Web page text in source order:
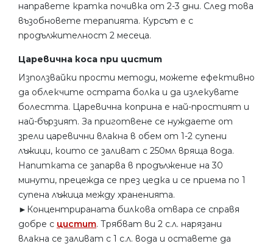
направете кратка почивка от 2-3 дни. След това
възобновете терапията. Курсът е с
продължителност 2 месеца.
Царевична коса при цистит
Използвайки прости методи, можете ефективно
да облекчите острата болка и да излекувате
болестта. Царевична коприна е най-простият и
най-бързият. За приготвене се нуждаете от
зрели царевични влакна в обем от 1-2 супени
лъжици, които се заливат с 250мл вряща вода.
Напитката се запарва в продължение на 30
минути, прецежда се през цедка и се приема по 1
супена лъжица между храненията.
►Концентрираната билкова отвара се справя
добре с цистит. Трябват ви 2 с.л. нарязани
влакна се заливат с 1 с.л. вода и оставете да